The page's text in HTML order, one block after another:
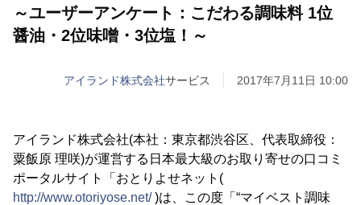
～ユーザーアンケート：こだわる調味料 1位
醤油・2位味噌・3位塩！～
アイランド株式会社サービス 2017年7月11日 10:00
アイランド株式会社(本社：東京都渋谷区、代表取締役：
粟飯原 理咲)が運営する日本最大級のお取り寄せの口コミ
ポータルサイト「おとりよせネット(
http://www.otoriyose.net/)は、この度「“マイベスト調味